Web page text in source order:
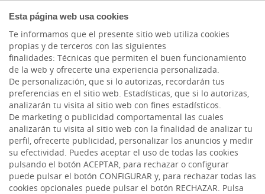
Esta página web usa cookies
Te informamos que el presente sitio web utiliza cookies
propias y de terceros con las siguientes
finalidades: Técnicas que permiten el buen funcionamiento
de la web y ofrecerte una experiencia personalizada.
De personalización, que si lo autorizas, recordarán tus
preferencias en el sitio web. Estadísticas, que si lo autorizas,
analizarán tu visita al sitio web con fines estadísticos.
De marketing o publicidad comportamental las cuales
analizarán tu visita al sitio web con la finalidad de analizar tu
perfil, ofrecerte publicidad, personalizar los anuncios y medir
su efectividad. Puedes aceptar el uso de todas las cookies
pulsando el botón ACEPTAR, para rechazar o configurar
puede pulsar el botón CONFIGURAR y, para rechazar todas las
cookies opcionales puede pulsar el botón RECHAZAR. Pulsa
Actualidad
La Corte Penal
Internacional y la guerra
de Ucrania
Jue, 14/07/2022 - 12:00